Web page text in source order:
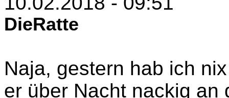
DieRatte
Naja, gestern hab ich
er über Nacht nackig an